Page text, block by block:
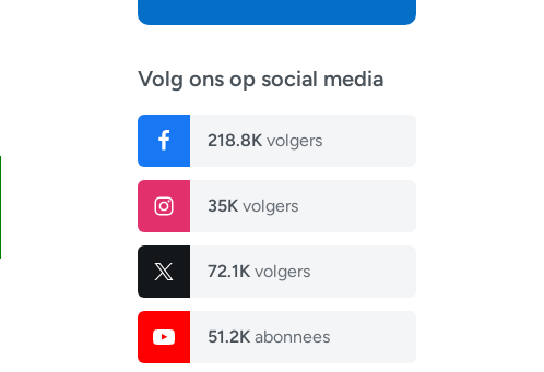
Volg ons op social media
218.8K volgers
35K volgers
72.1K volgers
51.2K abonnees